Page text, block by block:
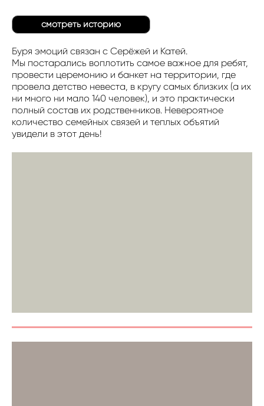
смотреть историю
Буря эмоций связан с Серёжей и Катей.
Мы постарались воплотить самое важное для ребят,
провести церемонию и банкет на территории, где
провела детство невеста, в кругу самых близких (а их
ни много ни мало 140 человек), и это практически
полный состав их родственников. Невероятное
количество семейных связей и теплых объятий
увидели в этот день!